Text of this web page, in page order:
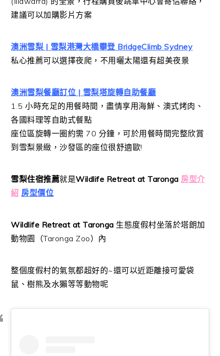
建議可以加購影片方案
澳洲雪梨 | 雪梨港灣大橋攀登 BridgeClimb Sydney
私心推薦可以選擇夜爬，不用曬太陽還有超美夜景
澳洲雪梨餐廳訂位 | 雪梨塔旋轉自助餐廳
1.5 小時充足的用餐時間，盡情享用海鮮、澳式烤肉、
各國料理等自助式餐點
座位區旋轉一圈約需 70 分鐘，可於用餐時間完整欣賞
到雪梨景緻，沙發區的座位很舒適歐!
雪梨住宿推薦就是Wildlife Retreat at Taronga 房型介
紹 房型價位
Wildlife Retreat at Taronga 生態度假村坐落於塔朗加
動物園（Taronga Zoo）內
整個度假村的氣氛都超好的~還可以近距離接可愛袋
鼠、樹熊及水獺等等動物呢